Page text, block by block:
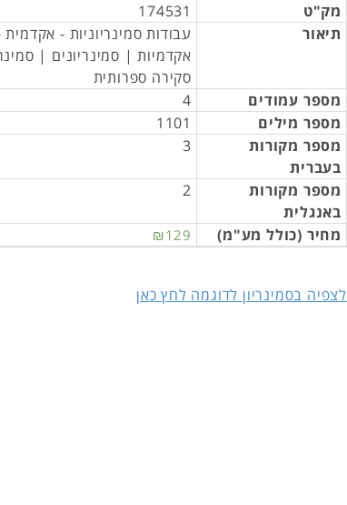
מק"ט
174531
תיאור
עבודות סמינריוניות -
אקדמיות | סמינריונים |
סקירה ספרותית
מספר עמודים
4
מספר מילים
1101
מספר מקורות
בעברית
3
מספר מקורות
באנגלית
2
מחיר (כולל מע"מ) ₪129
לצפיה בסמינריון לדוגמה לחץ כאן